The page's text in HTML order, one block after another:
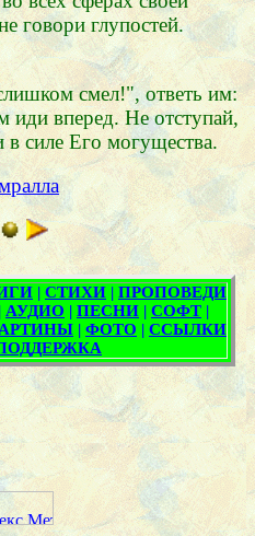
говори глупостей.
смел!", ответь им:
иди вперед. Не отступай,
силе Его могущества.